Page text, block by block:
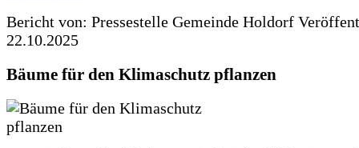
Bericht von: Pressestelle Gemeinde Holdorf
22.10.2025
Bäume für den Klimaschutz pflanzen